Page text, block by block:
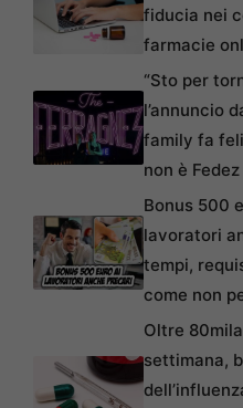
fiducia nei
farmacie
“Sto per
l’annuncio
family fa
non è Fedez
Bonus 500
lavoratori
tempi,
come non
Oltre
settimana,